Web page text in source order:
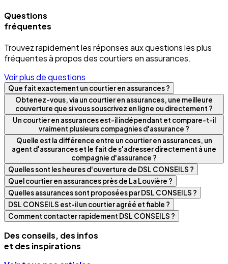
Questions
fréquentes
Trouvez rapidement les réponses aux questions les plus
fréquentes à propos des courtiers en assurances.
Voir plus de questions
Que fait exactement un courtier en assurances ?
Obtenez-vous, via un courtier en assurances, une meilleure
couverture que si vous souscrivez en ligne ou directement ?
Un courtier en assurances est-il indépendant et compare-t-il
vraiment plusieurs compagnies d'assurance ?
Quelle est la différence entre un courtier en assurances, un
agent d'assurances et le fait de s'adresser directement à une
compagnie d'assurance ?
Quelles sont les heures d'ouverture de DSL CONSEILS ?
Quel courtier en assurances près de La Louvière ?
Quelles assurances sont proposées par DSL CONSEILS ?
DSL CONSEILS est-il un courtier agréé et fiable ?
Comment contacter rapidement DSL CONSEILS ?
Des conseils, des infos
et des inspirations